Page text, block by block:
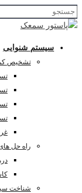
سیستم شنوایی
تشخیص
راه حل
شناخت